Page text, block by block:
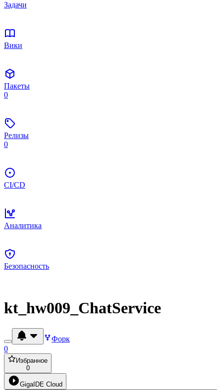
Задачи
Вики
Пакеты
0
Релизы
0
CI/CD
Аналитика
Безопасность
kt_hw009_ChatService
Форк
0
Избранное
0
GigaIDE Cloud